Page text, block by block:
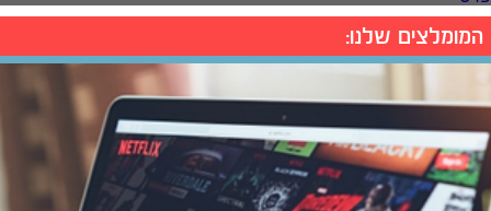
המומלצים שלנו: